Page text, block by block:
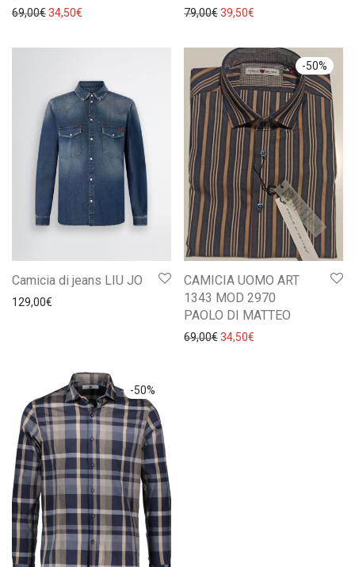
69,00€Il prezzo originale era: 69,00€.
34,50€ Il prezzo attuale è: 34,50€.
79,00€Il prezzo originale era:
39,50€
Camicia di jeans LIU JO
129,00€
-50%
CAMICIA UOMO ART
1343 MOD 2970
PAOLO DI MATTEO
69,00€Il prezzo originale era:
34,50€
-50%